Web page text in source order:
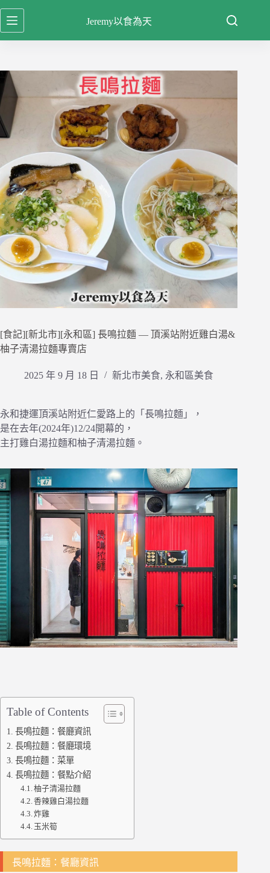
跳
至
容
Jeremy以食為天
[食記][新北市][永和區] 長鳴拉麵 — 頂溪站附近雞白湯&
柚子清湯拉麵專賣店
2025 年 9 月 18 日 新北市美食, 永和區美食
永和捷運頂溪站附近仁愛路上的「長鳴拉麵」，
是在去年(2024年)12/24開幕的，
主打雞白湯拉麵和柚子清湯拉麵。
Table of Contents
長鳴拉麵：餐廳資訊
長鳴拉麵：餐廳環境
長鳴拉麵：菜單
長鳴拉麵：餐點介紹
柚子清湯拉麵
香辣雞白湯拉麵
炸雞
玉米筍
長鳴拉麵：餐廳資訊